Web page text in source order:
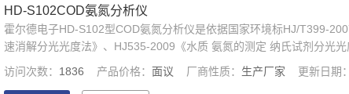
HD-S102COD氨氮分析仪
霍尔德电子HD-S102型COD氨氮分析仪是依据国家环境标HJ/T399-
速消解分光光度法》、HJ535-2009《水质 氨氮的测定 纳氏试剂分光
定水体中COD、氨氮浓度指标。仪器配备高清晰度彩色液晶触摸显示
显示界面，中英文键盘，人性化操作，使用更简单；搭配6孔智能消解
访问次数： 1836 产品价格：面议 厂商性质： 生产厂家 更新日期：